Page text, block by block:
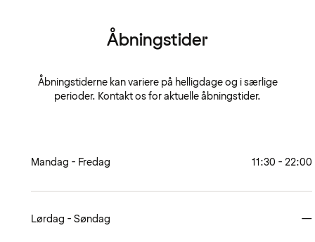
Åbningstider
Åbningstiderne kan variere på helligdage og i særlige
perioder. Kontakt os for aktuelle åbningstider.
Mandag - Fredag 11:30 - 22:00
Lørdag - Søndag —